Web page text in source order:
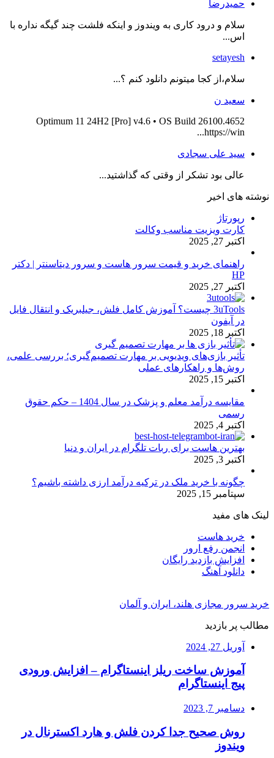
حمیدرضا
سلام و درود کاری به ویندوز و اینکه فلشت چند گیگه نداره با
اس...
setayesh
سلام،از کجا میتونم دانلود کنم ؟...
سعید ن
Optimum 11 24H2 [Pro] v4.6 • OS Build 26100.4652
https://win...
سید علی سجادی
عالی بود تشکر از وقتی که گذاشتید...
نوشته های اخیر
رپورتاژ
کارت ویزیت مناسب وکالت
اکتبر 27, 2025
راهنمای خرید و قیمت سرور هاست و سرور دیتاسنتر | دکتر
HP
اکتبر 27, 2025
3uTools چیست؟ آموزش کامل فلش، جیلبریک و انتقال فایل
در آیفون
اکتبر 18, 2025
تأثیر بازی‌های ویدیویی بر مهارت تصمیم‌گیری؛ بررسی علمی،
روش‌ها و راهکارهای عملی
اکتبر 15, 2025
مقایسه درآمد معلم و پزشک در سال 1404 – حکم حقوق
رسمی
اکتبر 4, 2025
بهترین هاست برای ربات تلگرام در ایران و دنیا
اکتبر 3, 2025
چگونه با خرید ملک در ترکیه درآمد ارزی داشته باشیم؟
سپتامبر 15, 2025
لینک های مفید
خرید هاست
انجمن رفع ارور
افزایش بازدید رایگان
دانلود آهنگ
خرید سرور مجازی هلند، ایران و آلمان
مطالب پر بازدید
آوریل 27, 2024
آموزش ساخت ریلز اینستاگرام – افزایش ورودی
پیج اینستاگرام
دسامبر 7, 2023
روش صحیح جدا کردن فلش و هارد اکسترنال در
ویندوز